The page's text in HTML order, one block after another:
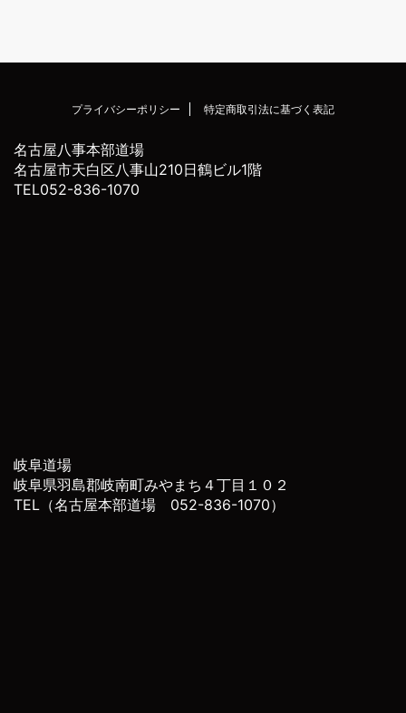
プライバシーポリシー 特定商取引法に基づく表記
名古屋八事本部道場
名古屋市天白区八事山210日鶴ビル1階
TEL052-836-1070
岐阜道場
岐阜県羽島郡岐南町みやまち４丁目１０２
TEL（名古屋本部道場 052-836-1070）